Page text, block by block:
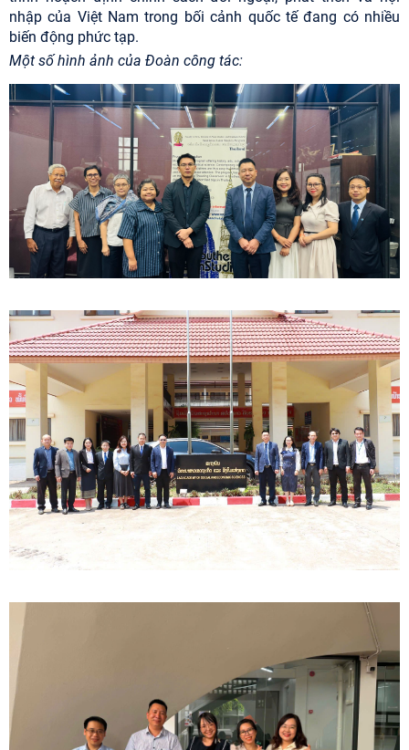
nhập của Việt Nam trong bối cảnh quốc tế đang có nhiều
biến động phức tạp.
Một số hình ảnh của Đoàn công tác: